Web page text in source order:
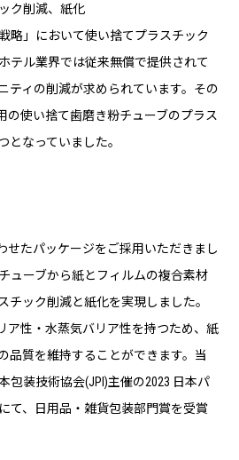
ク削減、紙化
略」において使い捨てプラスチック
テル業界では従来無償で提供されて
ティの削減が求められています。その
の使い捨て歯磨き粉チューブのプラス
となっていました。
せたパッケージをご採用いただきまし
ューブから紙とフィルムの複合素材
チック削減と紙化を実現しました。
ア性・水蒸気バリア性を持つため、紙
品質を維持することができます。当
包装技術協会(JPI)主催の2023 日本パ
て、日用品・雑貨包装部門賞を受賞